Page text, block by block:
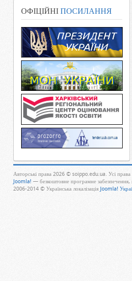
ОФІЦІЙНІ ПОСИЛАННЯ
Авторські права 2026 © soippo.edu.ua. Усі права
Joomla! — безкоштовне програмне забезпечення,
2006-2014 © Українська локалізація Joomla!